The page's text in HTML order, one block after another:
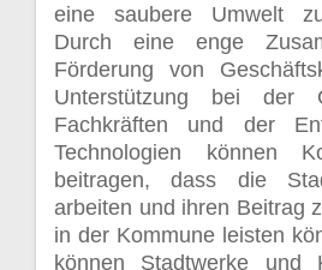
eine saubere Umwelt
Durch eine enge
Förderung von
Unterstützung bei der
Fachkräften und der
Technologien können
beitragen, dass die
arbeiten und ihren Beitrag
in der Kommune leisten
können Stadtwerke und